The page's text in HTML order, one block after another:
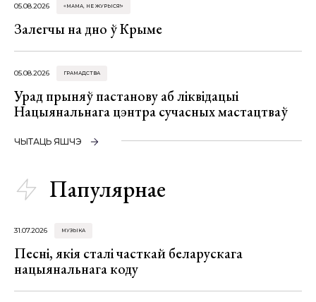
05.08.2026 «МАМА, НЕ ЖУРЫСЯ!»
Залегчы на дно ў Крыме
05.08.2026 ГРАМАДСТВА
Урад прыняў пастанову аб ліквідацыі
Нацыянальнага цэнтра сучасных мастацтваў
ЧЫТАЦЬ ЯШЧЭ
Папулярнае
31.07.2026 МУЗЫКА
Песні, якія сталі часткай беларускага
нацыянальнага коду